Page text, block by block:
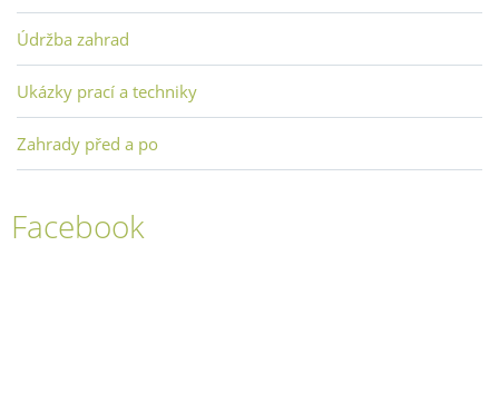
Údržba zahrad
Ukázky prací a techniky
Zahrady před a po
Facebook